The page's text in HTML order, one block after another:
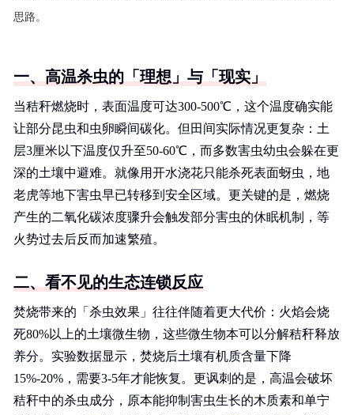
思路。
一、高温杀虫的「理想」与「现实」
当秸秆燃烧时，表面温度可达300-500℃，这个温度确实能
让部分昆虫和虫卵瞬间碳化。但田间实际情况更复杂：土
层3厘米以下温度仅升至50-60℃，而多数害虫幼虫会躲在更
深的土壤中避难。就像用开水浇花只能杀死表面蚜虫，地
老虎等地下害虫早已转移到安全区域。更关键的是，燃烧
产生的二氧化碳浓度骤升会触发部分害虫的休眠机制，等
火势过去后反而加速繁殖。
二、看不见的生态连锁反应
焚烧带来的「杀虫效果」往往伴随着更大代价：火焰会烧
死80%以上的土壤微生物，这些微生物本可以分解秸秆释放
养分。实验数据显示，焚烧后土壤有机质含量下降
15%-20%，需要3-5年才能恢复。更讽刺的是，高温会破坏
秸秆中的杀虫成分，原本能抑制害虫生长的木质素和单宁